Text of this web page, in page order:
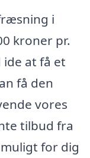
i
kroner pr.
at få et
få den
vores
tilbud fra
for dig